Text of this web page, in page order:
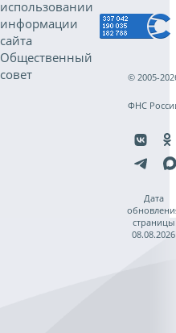
использовании
информации
сайта
Общественный
совет
© 2005-
ФНС
Дата
страницы
08.08.2026